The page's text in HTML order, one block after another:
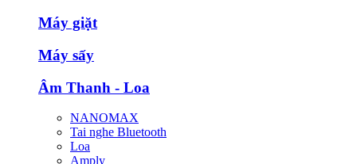
Máy giặt
Máy sấy
Âm Thanh - Loa
NANOMAX
Tai nghe Bluetooth
Loa
Amply